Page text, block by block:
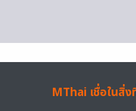
MThai เชื่อในสิ่ง